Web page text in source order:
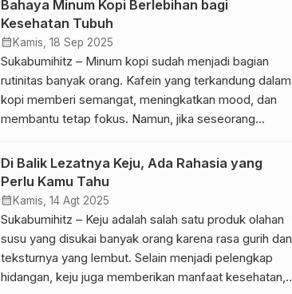
pembentukan sel darah merah. Saat kadarnya
menurun, saraf tidak bekerja optimal […]
Bahaya Minum Kopi Berlebihan bagi
Kesehatan Tubuh
calendar_month Kamis, 18 Sep 2025
Sukabumihitz – Minum kopi sudah menjadi bagian
rutinitas banyak orang. Kafein yang terkandung dalam
kopi memberi semangat, meningkatkan mood, dan
membantu tetap fokus. Namun, jika seseorang
sering, minuman ini bisa membawa efek samping
yang merugikan kesehatan tubuh. Efek Samping
Kafein Menurut artikel di Halodoc, kopi dalam dosis
tinggi bisa […]
Di Balik Lezatnya Keju, Ada Rahasia yang
Perlu Kamu Tahu
calendar_month Kamis, 14 Agt 2025
Sukabumihitz – Keju adalah salah satu produk olahan
susu yang disukai banyak orang karena rasa gurih dan
teksturnya yang lembut. Selain menjadi pelengkap
hidangan, keju juga memberikan manfaat kesehatan,